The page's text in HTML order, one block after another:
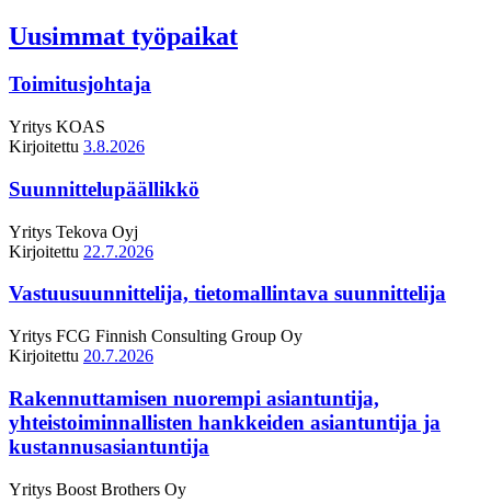
Uusimmat työpaikat
Toimitusjohtaja
Yritys KOAS
Kirjoitettu 3.8.2026
Suunnittelupäällikkö
Yritys Tekova Oyj
Kirjoitettu 22.7.2026
Vastuusuunnittelija, tietomallintava suunnittelija
Yritys FCG Finnish Consulting Group Oy
Kirjoitettu 20.7.2026
Rakennuttamisen nuorempi asiantuntija,
yhteistoiminnallisten hankkeiden asiantuntija ja
kustannusasiantuntija
Yritys Boost Brothers Oy